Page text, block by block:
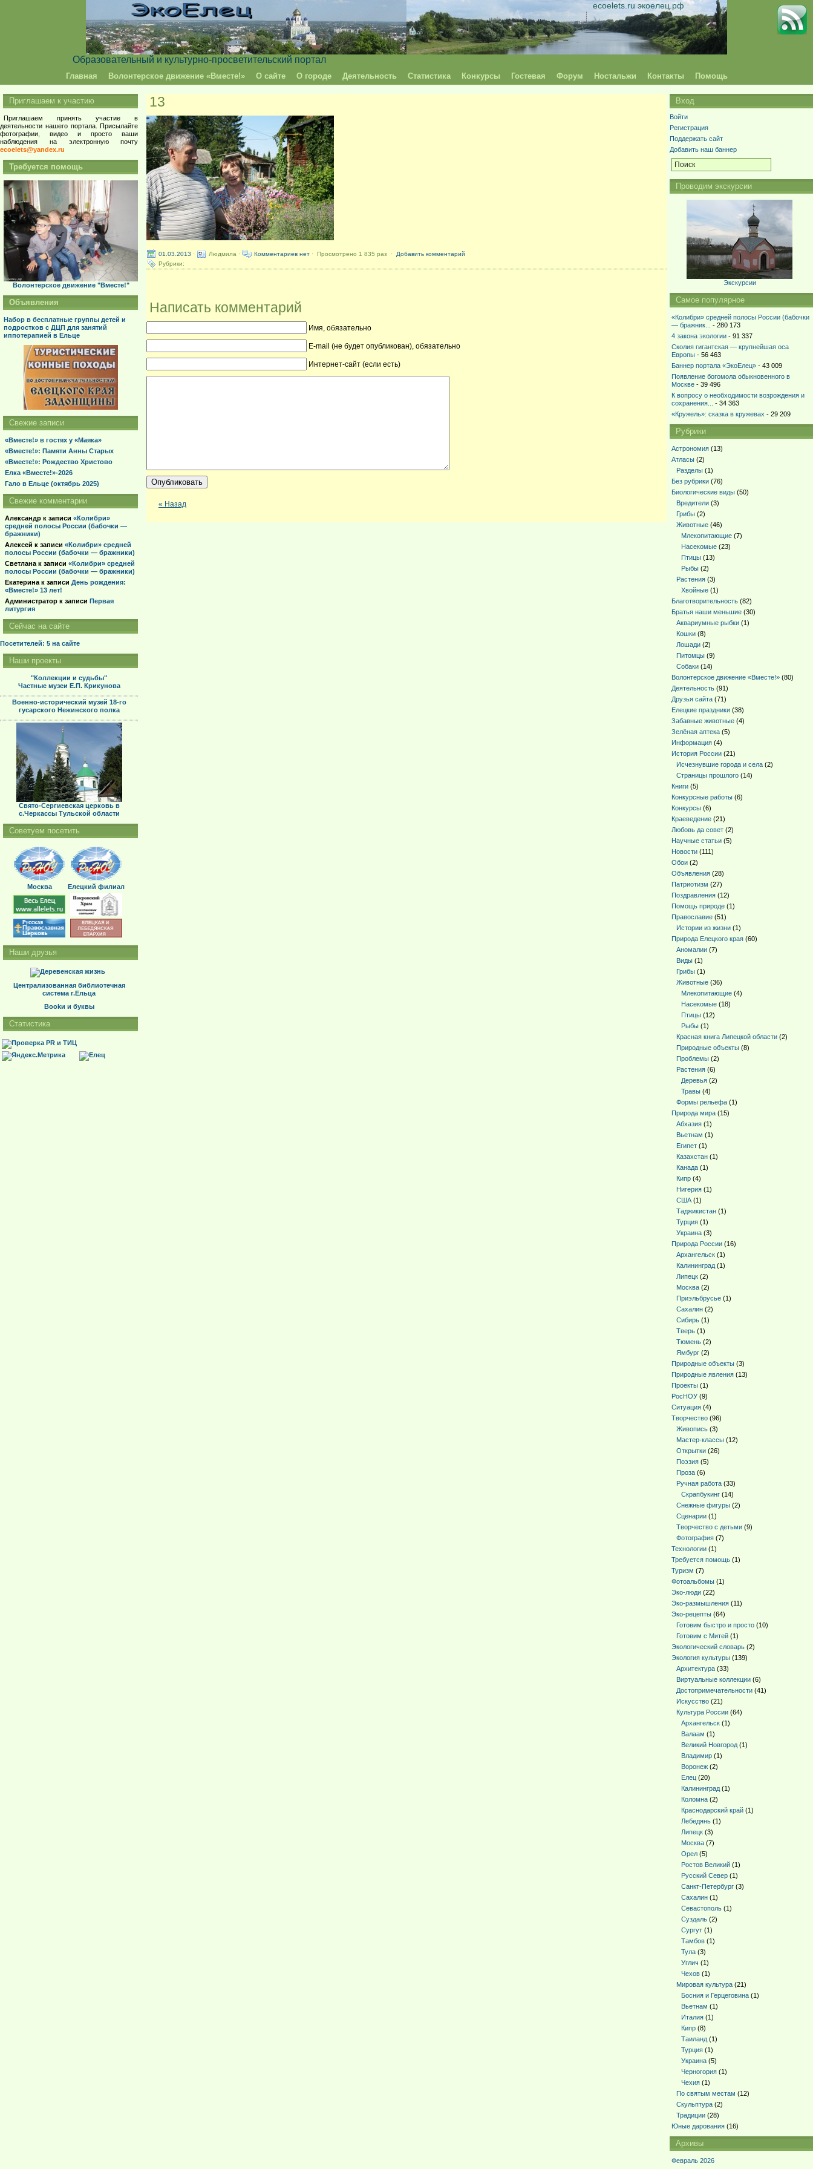
Образовательный и культурно-просветительский портал
ecoelets.ru экоелец.рф
Главная Волонтерское движение «Вместе!» О сайте О городе Деятельность Статистика Конкурсы Гостевая Форум Ностальжи Контакты Помощь
13
01.03.2013 · Людмила · Комментариев нет· Просмотрено 1 835 раз · Добавить комментарий
Рубрики:
Написать комментарий
Имя, обязательно
E-mail (не будет опубликован), обязательно
Интернет-сайт (если есть)
« Назад
Вход
Войти
Регистрация
Поддержать сайт
Добавить наш баннер
Проводим экскурсии
Экскурсии
Самое популярное
«Колибри» средней полосы России (бабочки
— бражник...
- 280 173
4 закона экологии- 91 337
Сколия гигантская — крупнейшая оса
Европы- 56 463
Баннер портала «ЭкоЕлец»- 43 009
Появление богомола обыкновенного в
Москве- 39 496
К вопросу о необходимости возрождения и
сохранения...
- 34 363
«Кружель»: сказка в кружевах - 29 209
Рубрики
Астрономия(13)
Атласы(2)
Разделы(1)
Без рубрики(76)
Биологические виды(50)
Вредители(3)
Грибы(2)
Животные(46)
Млекопитающие(7)
Насекомые(23)
Птицы(13)
Рыбы(2)
Растения(3)
Хвойные(1)
Благотворительность(82)
Братья наши меньшие(30)
Аквариумные рыбки(1)
Кошки(8)
Лошади(2)
Питомцы(9)
Собаки(14)
Волонтерское движение «Вместе!»(80)
Деятельность(91)
Друзья сайта(71)
Елецкие праздники(38)
Забавные животные(4)
Зелёная аптека(5)
Информация(4)
История России(21)
Исчезнувшие города и села(2)
Страницы прошлого(14)
Книги(5)
Конкурсные работы(6)
Конкурсы(6)
Краеведение(21)
Любовь да совет(2)
Научные статьи(5)
Новости(111)
Обои(2)
Объявления(28)
Патриотизм (27)
Поздравления(12)
Помощь природе(1)
Православие(51)
Истории из жизни(1)
Природа Елецкого края(60)
Аномалии(7)
Виды(1)
Грибы(1)
Животные(36)
Млекопитающие(4)
Насекомые(18)
Птицы(12)
Рыбы(1)
Красная книга Липецкой области(2)
Природные объекты(8)
Проблемы(2)
Растения(6)
Деревья(2)
Травы(4)
Формы рельефа(1)
Природа мира(15)
Абхазия(1)
Вьетнам (1)
Египет(1)
Казахстан(1)
Канада(1)
Кипр(4)
Нигерия(1)
США(1)
Таджикистан(1)
Турция(1)
Украина(3)
Природа России(16)
Архангельск(1)
Калининград(1)
Липецк(2)
Москва(2)
Приэльбрусье(1)
Сахалин(2)
Сибирь(1)
Тверь(1)
Тюмень(2)
Ямбург(2)
Природные объекты(3)
Природные явления(13)
Проекты(1)
РосНОУ(9)
Ситуация(4)
Творчество(96)
Живопись(3)
Мастер-классы(12)
Открытки(26)
Поэзия(5)
Проза(6)
Ручная работа(33)
Скрапбукинг(14)
Снежные фигуры(2)
Сценарии(1)
Творчество с детьми(9)
Фотография(7)
Технологии(1)
Требуется помощь(1)
Туризм (7)
Фотоальбомы(1)
Эко-люди(22)
Эко-размышления(11)
Эко-рецепты(64)
Готовим быстро и просто(10)
Готовим с Митей(1)
Экологический словарь(2)
Экология культуры(139)
Архитектура(33)
Виртуальные коллекции(6)
Достопримечательности(41)
Искусство(21)
Культура России(64)
Архангельск(1)
Валаам (1)
Великий Новгород(1)
Владимир(1)
Воронеж(2)
Елец(20)
Калининград(1)
Коломна(2)
Краснодарский край(1)
Лебедянь(1)
Липецк(3)
Москва(7)
Орел(5)
Ростов Великий(1)
Русский Север(1)
Санкт-Петербург(3)
Сахалин(1)
Севастополь(1)
Суздаль(2)
Сургут(1)
Тамбов(1)
Тула(3)
Углич (1)
Чехов(1)
Мировая культура(21)
Босния и Герцеговина(1)
Вьетнам (1)
Италия(1)
Кипр(8)
Таиланд(1)
Турция(1)
Украина(5)
Черногория(1)
Чехия(1)
По святым местам (12)
Скульптура(2)
Традиции(28)
Юные дарования(16)
Архивы
Февраль 2026
Приглашаем к участию
Приглашаем принять участие в
деятельности нашего портала. Присылайте
фотографии, видео и просто ваши
наблюдения на электронную почту
ecoelets@yandex.ru
Требуется помощь
Волонтерское движение "Вместе!"
Объявления
Набор в бесплатные группы детей и
подростков с ДЦП для занятий
иппотерапией в Ельце
Свежие записи
«Вместе!» в гостях у «Маяка»
«Вместе!»: Памяти Анны Старых
«Вместе!»: Рождество Христово
Елка «Вместе!»-2026
Гало в Ельце (октябрь 2025)
Свежие комментарии
Александр к записи «Колибри»
средней полосы России (бабочки —
бражники)
Алексей к записи «Колибри» средней
полосы России (бабочки — бражники)
Светланак записи «Колибри» средней
полосы России (бабочки — бражники)
Екатеринак записи День рождения:
«Вместе!» 13 лет!
Администратор к записи Первая
литургия
Сейчас на сайте
Посетителей: 5 на сайте
Наши проекты
"Коллекции и судьбы"
Частные музеи Е.П. Крикунова
Военно-исторический музей 18-го
гусарского Нежинского полка
Свято-Сергиевская церковь в
с.Черкассы Тульской области
Советуем посетить
Москва Елецкий филиал
Наши друзья
Централизованная библиотечная
система г.Ельца
Bookи и буквы
Статистика